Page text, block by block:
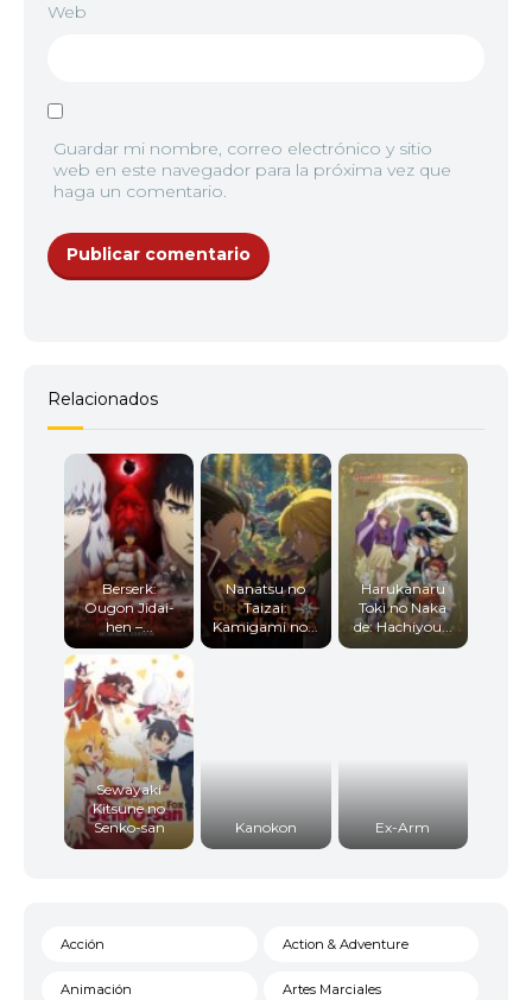
Web
Guardar mi nombre, correo electrónico y sitio
web en este navegador para la próxima vez que
haga un comentario.
Relacionados
Berserk:
Ougon Jidai-
hen –...
Nanatsu no
Taizai:
Kamigami no...
Harukanaru
Toki no Naka
de: Hachiyou...
Sewayaki
Kitsune no
Senko-san
Kanokon Ex-Arm
Acción Action & Adventure
Animación Artes Marciales